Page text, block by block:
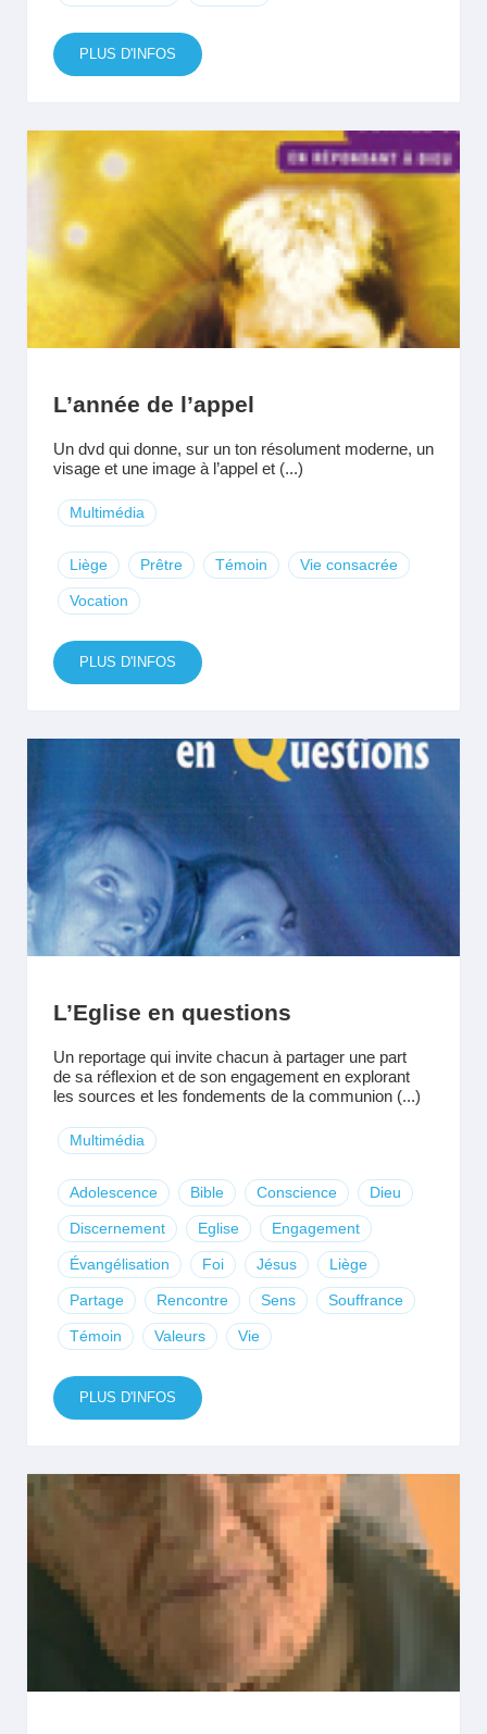
PLUS D'INFOS
L’année de l’appel
Un dvd qui donne, sur un ton résolument moderne, un
visage et une image à l’appel et (...)
Multimédia
Liège Prêtre Témoin Vie consacrée
Vocation
PLUS D'INFOS
L’Eglise en questions
Un reportage qui invite chacun à partager une part
de sa réflexion et de son engagement en explorant
les sources et les fondements de la communion (...)
Multimédia
Adolescence Bible Conscience Dieu
Discernement Eglise Engagement
Évangélisation Foi Jésus Liège
Partage Rencontre Sens Souffrance
Témoin Valeurs Vie
PLUS D'INFOS